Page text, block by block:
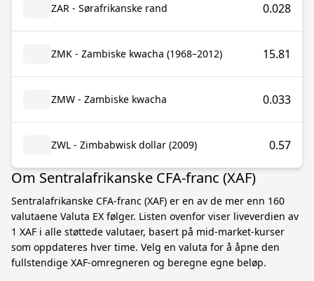
ZAR - Sørafrikanske rand 0.028
ZMK - Zambiske kwacha (1968–2012) 15.81
ZMW - Zambiske kwacha 0.033
ZWL - Zimbabwisk dollar (2009) 0.57
Om Sentralafrikanske CFA-franc (XAF)
Sentralafrikanske CFA-franc (XAF) er en av de mer enn 160
valutaene Valuta EX følger. Listen ovenfor viser liveverdien av
1 XAF i alle støttede valutaer, basert på mid-market-kurser
som oppdateres hver time. Velg en valuta for å åpne den
fullstendige XAF-omregneren og beregne egne beløp.